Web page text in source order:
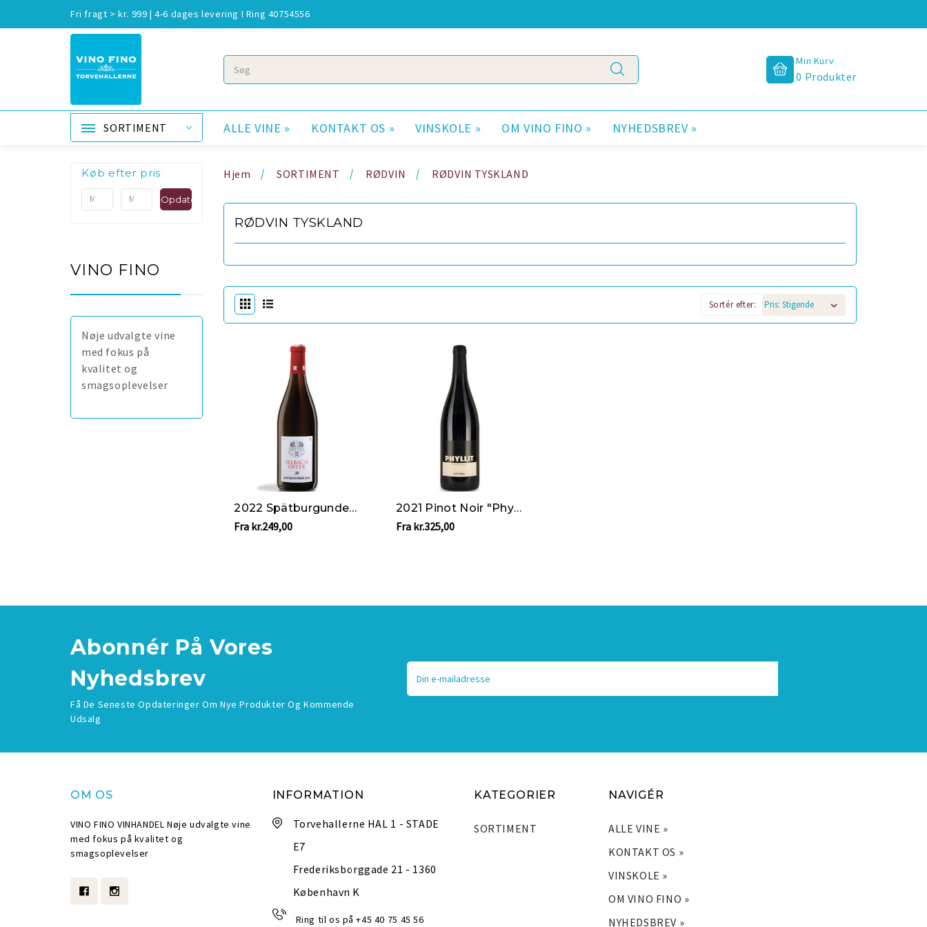
Fri fragt > kr. 999 | 4-6 dages levering I Ring 40754556
Søg Min Kurv
0 Produkter
ALLE VINE » KONTAKT OS » VINSKOLE » OM VINO FINO » NYHEDSBREV »
SORTIMENT
Køb efter pris
Opdater
VINO FINO
Nøje udvalgte vine
med fokus på
kvalitet og
smagsoplevelser
Hjem SORTIMENT RØDVIN RØDVIN TYSKLAND
RØDVIN TYSKLAND
Sortér efter:
2022 Spätburgunder "Muschelkalk" - Selbach-Oster
Fra kr.249,00
2021 Pinot Noir "Phyllit" - Solveigs
Fra kr.325,00
Abonnér På Vores
Nyhedsbrev
Få De Seneste Opdateringer Om Nye Produkter Og Kommende
Udsalg
E-
mailadresse
OM OS
VINO FINO VINHANDEL Nøje udvalgte vine
med fokus på kvalitet og
smagsoplevelser
INFORMATION
Torvehallerne HAL 1 - STADE
E7
Frederiksborggade 21 - 1360
København K
Ring til os på +45 40 75 45 56
KATEGORIER
SORTIMENT
NAVIGÉR
ALLE VINE »
KONTAKT OS »
VINSKOLE »
OM VINO FINO »
NYHEDSBREV »